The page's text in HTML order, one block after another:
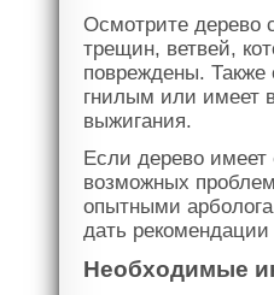
Осмотрите дерево
трещин, ветвей,
повреждены. Также
гнилым или имеет
выжигания.
Если дерево
возможных
опытными
дать
Необходимые